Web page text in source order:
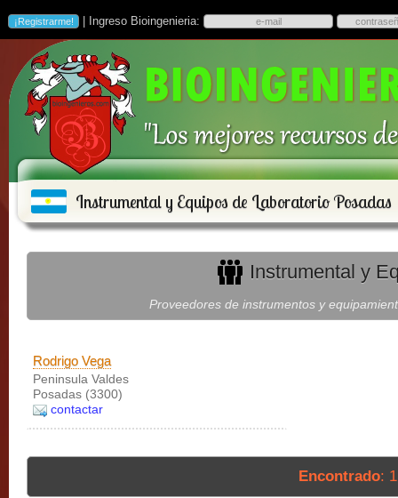
| Ingreso Bioingenieria:
Instrumental y Equipos de Laboratorio Posadas
Instrumental y
Proveedores de instrumentos y
Rodrigo Vega
Peninsula Valdes
Posadas (3300)
contactar
Encontrado: